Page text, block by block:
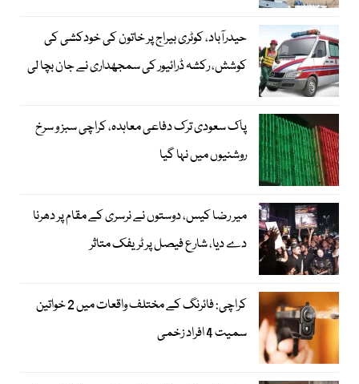
حیدرآباد، کوٹری بیراج پر خاتون کی خودکشی کی
کوشش، رکشہ ڈرائیور کی سمجھداری نے جان بچا لی
پاک سعودی ترک دفاعی معاہدہ، کراچی سبز و سرخ
روشنیوں میں نہا گیا
میر رضا کیس، دوستوں نے نرسری کے مقام پر دھرنا
دے دیا، شارع فیصل پر ٹریفک متاثر
کراچی: فائرنگ کے مختلف واقعات میں 2 خواتین
سمیت 4 افراد زخمی